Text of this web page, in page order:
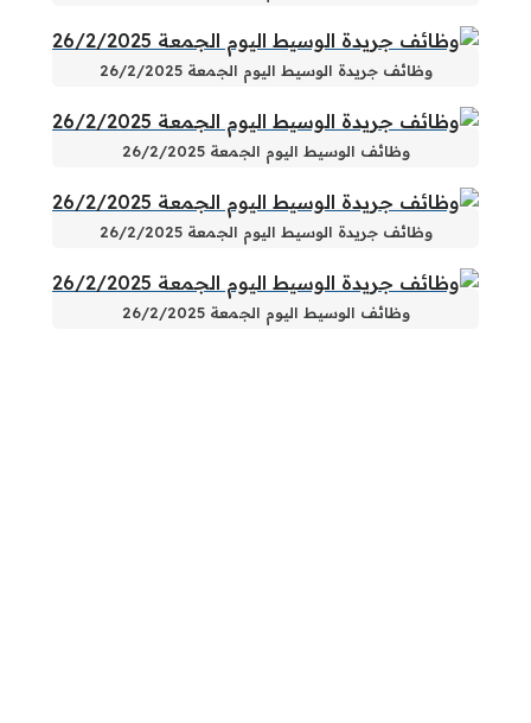
وظائف جريدة الوسيط اليوم الجمعة 26/2/2025
وظائف الوسيط اليوم الجمعة 26/2/2025
وظائف جريدة الوسيط اليوم الجمعة 26/2/2025
وظائف الوسيط اليوم الجمعة 26/2/2025